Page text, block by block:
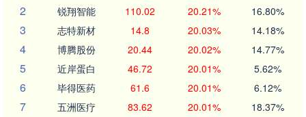
2 锐翔智能 110.02 20.21% 16.80%
3 志特新材 14.8 20.03% 14.18%
4 博腾股份 20.44 20.02% 14.77%
5 近岸蛋白 46.72 20.01% 5.62%
6 毕得医药 61.6 20.01% 6.12%
7 五洲医疗 83.62 20.01% 18.37%